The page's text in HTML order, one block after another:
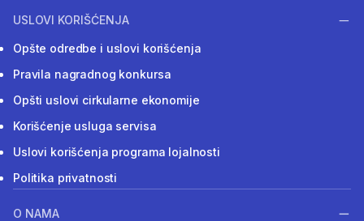
USLOVI KORIŠĆENJA
Opšte odredbe i uslovi korišćenja
Pravila nagradnog konkursa
Opšti uslovi cirkularne ekonomije
Korišćenje usluga servisa
Uslovi korišćenja programa lojalnosti
Politika privatnosti
O NAMA